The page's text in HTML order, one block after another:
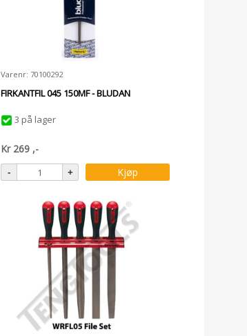
Varenr: 70100292
FIRKANTFIL 045 150MF - BLUDAN
3 på lager
Kr 269 ,-
Kjøp